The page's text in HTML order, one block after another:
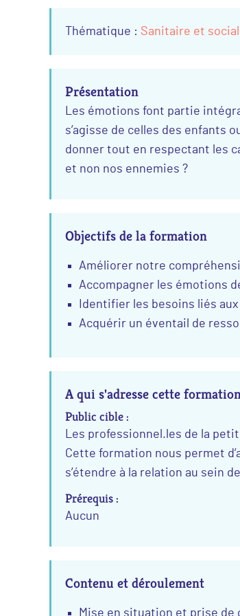
Thématique : Sanitaire et social
Présentation
Les émotions font partie
s’agisse de celles des enfants
donner tout en respectant les
et non nos ennemies ?
Objectifs de la formation
Améliorer notre
Accompagner les émotions
Identifier les besoins liés
Acquérir un éventail de
A qui s'adresse cette
Public cible :
Les professionnel.les de la
Cette formation nous permet
s’étendre à la relation au sein
Prérequis :
Aucun
Contenu et déroulement
Mise en situation et prise de